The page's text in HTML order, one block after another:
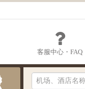
客服中心・FAQ